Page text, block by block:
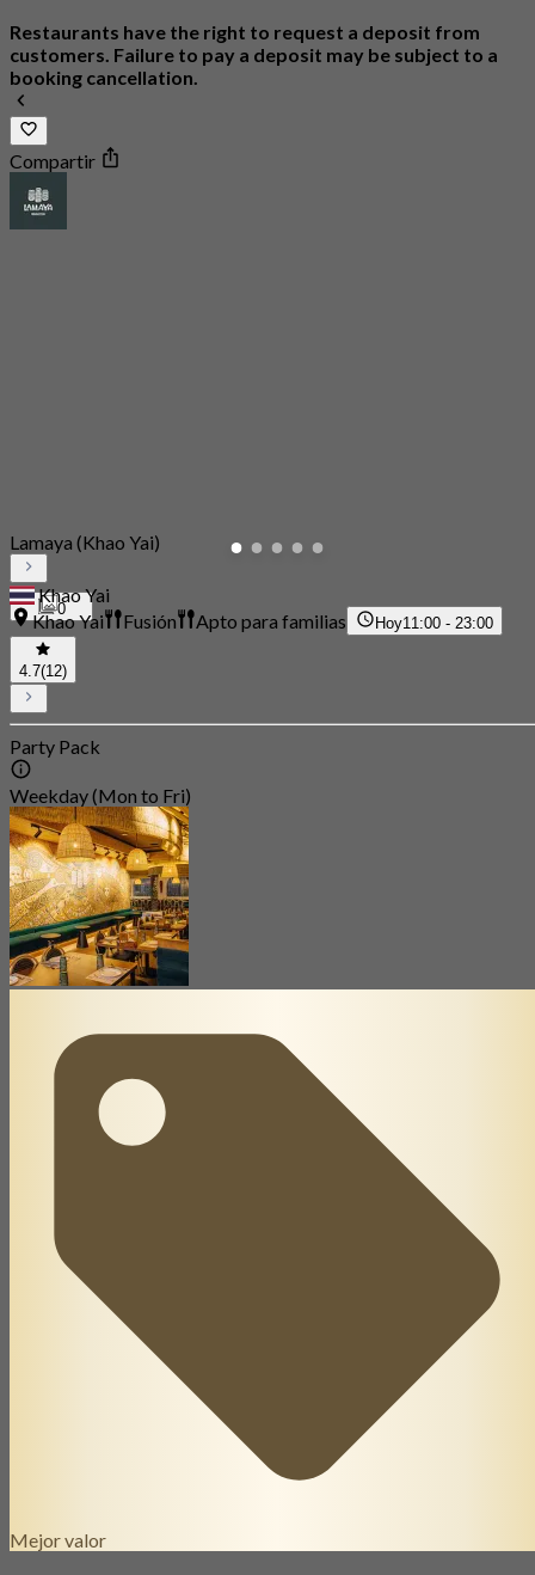
Restaurants have the right to request a deposit from
customers. Failure to pay a deposit may be subject to a
booking cancellation.
Compartir
0
Lamaya (Khao Yai)
Khao Yai
Khao Yai
Fusión Apto para familias Hoy11:00 - 23:00
4.7(12)
Party Pack
Weekday (Mon to Fri)
Mejor valor